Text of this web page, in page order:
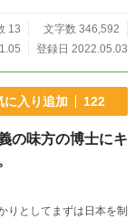
13
文字数 346,592
登録日 2022.05.03
に入り追加 122
の味方の博士にキ
としてまずは日本を制